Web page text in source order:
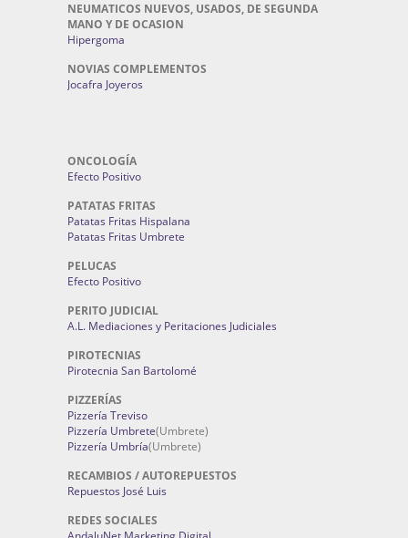
NEUMATICOS NUEVOS, USADOS, DE SEGUNDA
MANO Y DE OCASION
Hipergoma
NOVIAS COMPLEMENTOS
Jocafra Joyeros
ONCOLOGÍA
Efecto Positivo
PATATAS FRITAS
Patatas Fritas Hispalana
Patatas Fritas Umbrete
PELUCAS
Efecto Positivo
PERITO JUDICIAL
A.L. Mediaciones y Peritaciones Judiciales
PIROTECNIAS
Pirotecnia San Bartolomé
PIZZERÍAS
Pizzería Treviso
Pizzería Umbrete(Umbrete)
Pizzería Umbría(Umbrete)
RECAMBIOS / AUTOREPUESTOS
Repuestos José Luis
REDES SOCIALES